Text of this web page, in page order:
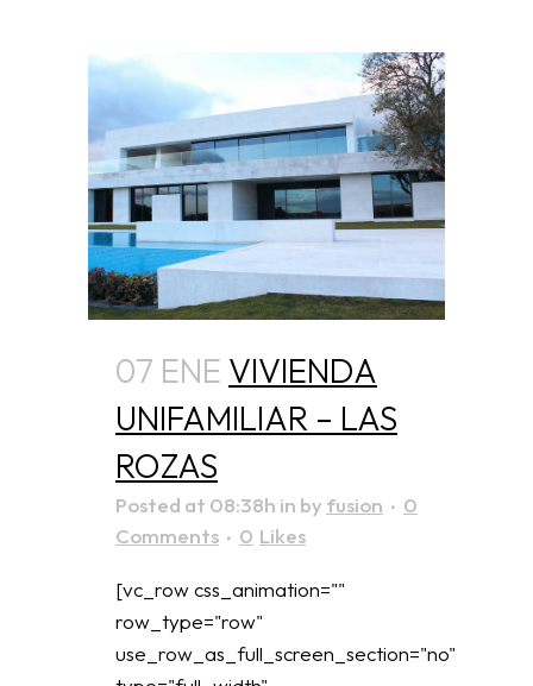
07 ENE VIVIENDA
UNIFAMILIAR – LAS
ROZAS
Posted at 08:38h in byfusion
0
Comments
0 Likes
[vc_row css_animation=""
row_type="row"
use_row_as_full_screen_section="no"